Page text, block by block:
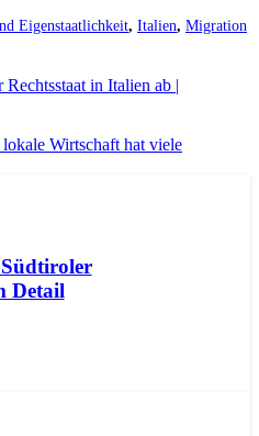
Eigenstaatlichkeit, Italien, Migration
in Italien ab |
Wirtschaft hat viele
Detail